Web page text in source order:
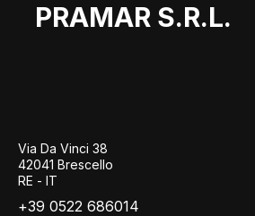
PRAMAR S.R.L.
Via Da Vinci 38
42041 Brescello
RE - IT
+39 0522 686014